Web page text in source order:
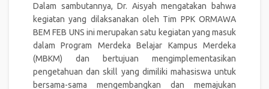
Dalam sambutannya, Dr. Aisyah mengatakan bahwa
kegiatan yang dilaksanakan oleh Tim PPK ORMAWA
BEM FEB UNS ini merupakan satu kegiatan yang masuk
dalam Program Merdeka Belajar Kampus Merdeka
(MBKM) dan bertujuan mengimplementasikan
pengetahuan dan skill yang dimiliki mahasiswa untuk
bersama-sama mengembangkan dan memajukan